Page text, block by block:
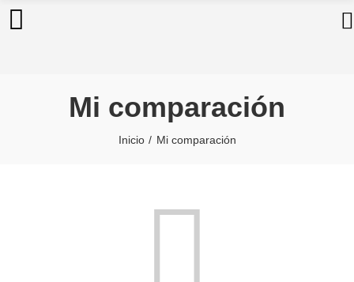
Mi comparación
Inicio Mi comparación